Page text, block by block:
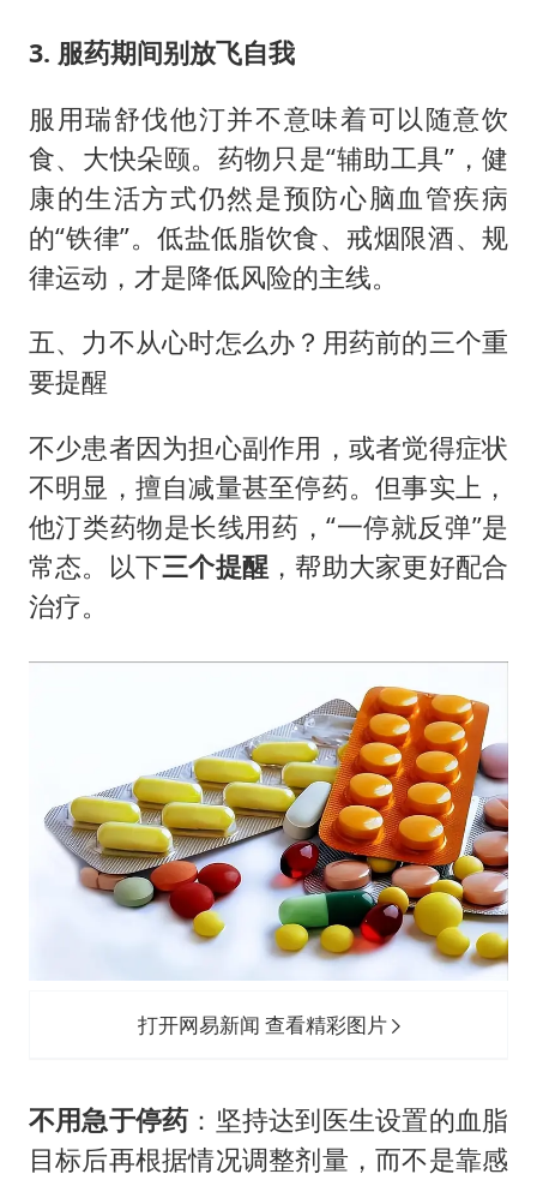
3. 服药期间别放飞自我
服用瑞舒伐他汀并不意味着可以随意饮
食、大快朵颐。药物只是“辅助工具”，健
康的生活方式仍然是预防心脑血管疾病
的“铁律”。低盐低脂饮食、戒烟限酒、规
律运动，才是降低风险的主线。
五、力不从心时怎么办？用药前的三个重
要提醒
不少患者因为担心副作用，或者觉得症状
不明显，擅自减量甚至停药。但事实上，
他汀类药物是长线用药，“一停就反弹”是
常态。以下三个提醒 ，帮助大家更好配合
治疗。
打开网易新闻 查看精彩图片
不用急于停药 ：坚持达到医生设置的血脂
目标后再根据情况调整剂量，而不是靠感